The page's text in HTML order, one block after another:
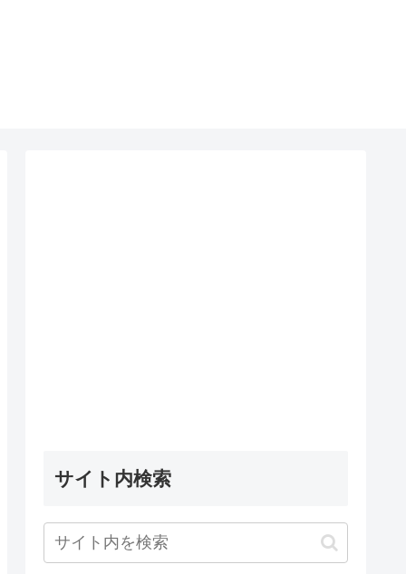
サイト内検索